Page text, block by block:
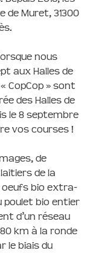
de Muret, 31300
nous
aux Halles de
CopCop » sont
des Halles de
le 8 septembre
vos courses !
de
de la
oeufs bio extra-
poulet bio entier
d’un réseau
km à la ronde
le biais du